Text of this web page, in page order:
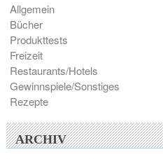
Allgemein
Bücher
Produkttests
Freizeit
Restaurants/Hotels
Gewinnspiele/Sonstiges
Rezepte
ARCHIV